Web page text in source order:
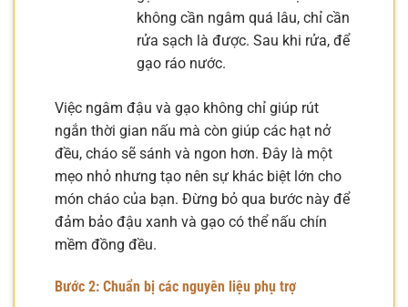
không cần ngâm quá lâu, chỉ cần
rửa sạch là được. Sau khi rửa, để
gạo ráo nước.
Việc ngâm đậu và gạo không chỉ giúp rút
ngắn thời gian nấu mà còn giúp các hạt nở
đều, cháo sẽ sánh và ngon hơn. Đây là một
mẹo nhỏ nhưng tạo nên sự khác biệt lớn cho
món cháo của bạn. Đừng bỏ qua bước này để
đảm bảo đậu xanh và gạo có thể nấu chín
mềm đồng đều.
Bước 2: Chuẩn bị các nguyên liệu phụ trợ